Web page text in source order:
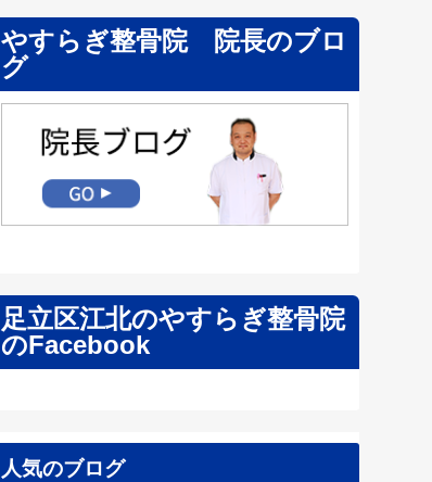
やすらぎ整骨院 院長のブロ
グ
足立区江北のやすらぎ整骨院
のFacebook
人気のブログ